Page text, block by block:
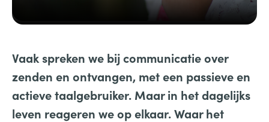
Vaak spreken we bij communicatie over
zenden en ontvangen, met een passieve en
actieve taalgebruiker. Maar in het dagelijks
leven reageren we op elkaar. Waar het